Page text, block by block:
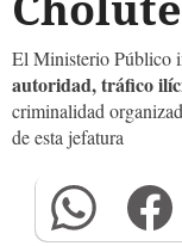
El Ministerio Público
autoridad, tráfico
criminalidad
de esta jefatura